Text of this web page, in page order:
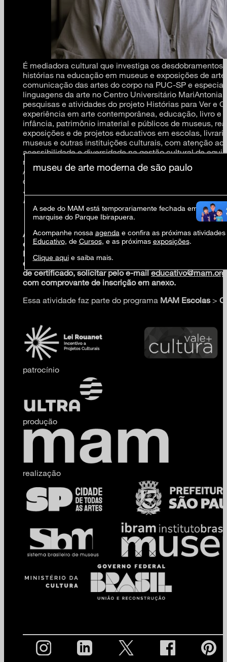
É mediadora cultural que investiga os desdobramentos
histórias na educação em museus e exposições de
comunicação das artes do corpo na PUC-SP e
linguagens da arte no Centro Universitário
pesquisas e atividades do projeto Histórias para Ver e
experiência em arte contemporânea, educação, livro e
infância, patrimônio imaterial e públicos de museus,
exposições e de projetos educativos em escolas,
museus e outras instituições culturais, com atenção
acessibilidade e diversidade na gestão cultural de
multidisciplinares. Atualmente, coordena a área de
Arte Moderna de São Paulo, onde atua desde 2009.
curadoria da exposição
Semana das Culturas da Infância
Histórias no Jardim
Acessível em Libras. Atividade virtual e gratuita, para
educadoras(es), pesquisadoras(es), estudantes e
Inscrições online no site oficial do MAM. Para
e-maileducativo@mam.org.br
de certificado, solicitar pelo e-mail
com comprovante de inscrição em anexo.
Essa atividade faz parte do programa MAM Escolas>
patrocínio
produção
realização
museu de arte moderna de são paulo
A sede do MAM está temporariamente fechada em virtude
marquise do Parque Ibirapuera.
Acompanhe nossa agenda e confira as próximas atividades
Educativo, de Cursos, e as próximas exposições.
Clique aquie saiba mais.